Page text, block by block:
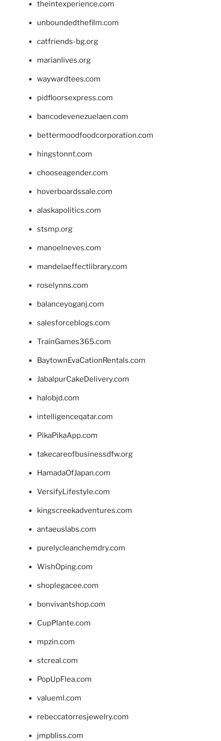
theintexperience.com
unboundedthefilm.com
catfriends-bg.org
marianlives.org
waywardtees.com
pidfloorsexpress.com
bancodevenezuelaen.com
bettermoodfoodcorporation.com
hingstonnt.com
chooseagender.com
hoverboardssale.com
alaskapolitics.com
stsmp.org
manoelneves.com
mandelaeffectlibrary.com
roselynns.com
balanceyoganj.com
salesforceblogs.com
TrainGames365.com
BaytownEvaCationRentals.com
JabalpurCakeDelivery.com
halobjd.com
intelligenceqatar.com
PikaPikaApp.com
takecareofbusinessdfw.org
HamadaOfJapan.com
VersifyLifestyle.com
kingscreekadventures.com
antaeuslabs.com
purelycleanchemdry.com
WishOping.com
shoplegacee.com
bonvivantshop.com
CupPlante.com
mpzin.com
stcreal.com
PopUpFlea.com
valueml.com
rebeccatorresjewelry.com
jmpbliss.com